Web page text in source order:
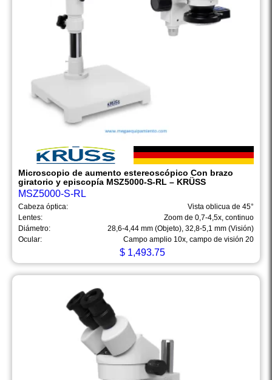
Microscopio de aumento estereoscópico Con brazo
giratorio y episcopía MSZ5000-S-RL – KRÜSS
MSZ5000-S-RL
Cabeza óptica:
Vista oblicua de 45°
Lentes:
Zoom de 0,7-4,5x, continuo
Diámetro:
28,6-4,44 mm (Objeto), 32,8-5,1 mm (Visión)
Ocular:
Campo amplio 10x, campo de visión 20
$1,493.75